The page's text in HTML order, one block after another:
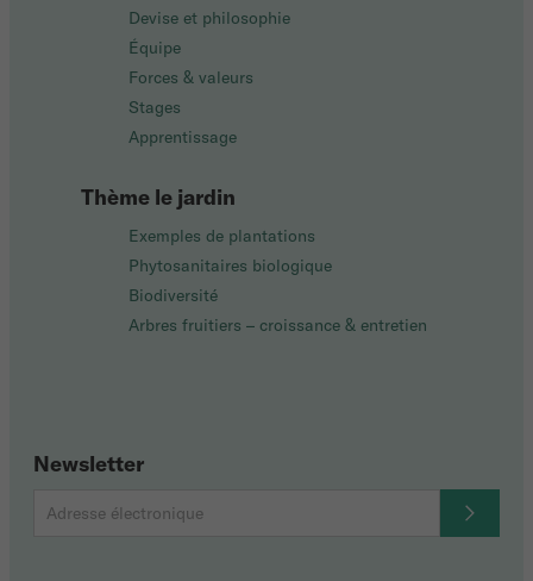
Devise et philosophie
Équipe
Forces & valeurs
Stages
Apprentissage
Thème le jardin
Exemples de plantations
Phytosanitaires biologique
Biodiversité
Arbres fruitiers – croissance & entretien
Newsletter